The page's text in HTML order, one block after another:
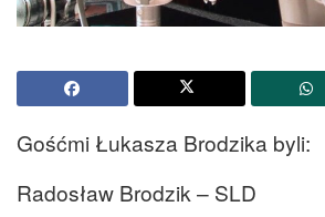
Gośćmi Łukasza Brodzika byli:
Radosław Brodzik – SLD